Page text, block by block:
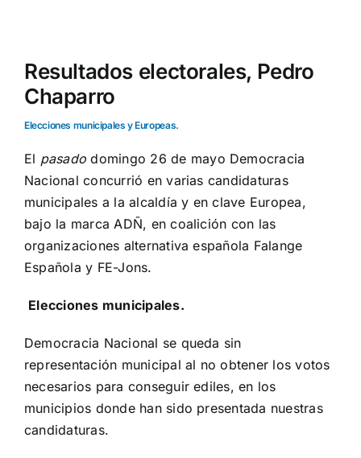
imagen
más
grande
Resultados electorales, Pedro
Chaparro
Elecciones municipales y Europeas.
El pasado domingo 26 de mayo Democracia
Nacional concurrió en varias candidaturas
municipales a la alcaldía y en clave Europea,
bajo la marca ADÑ, en coalición con las
organizaciones alternativa española Falange
Española y FE-Jons.
Elecciones municipales.
Democracia Nacional se queda sin
representación municipal al no obtener los votos
necesarios para conseguir ediles, en los
municipios donde han sido presentada nuestras
candidaturas.